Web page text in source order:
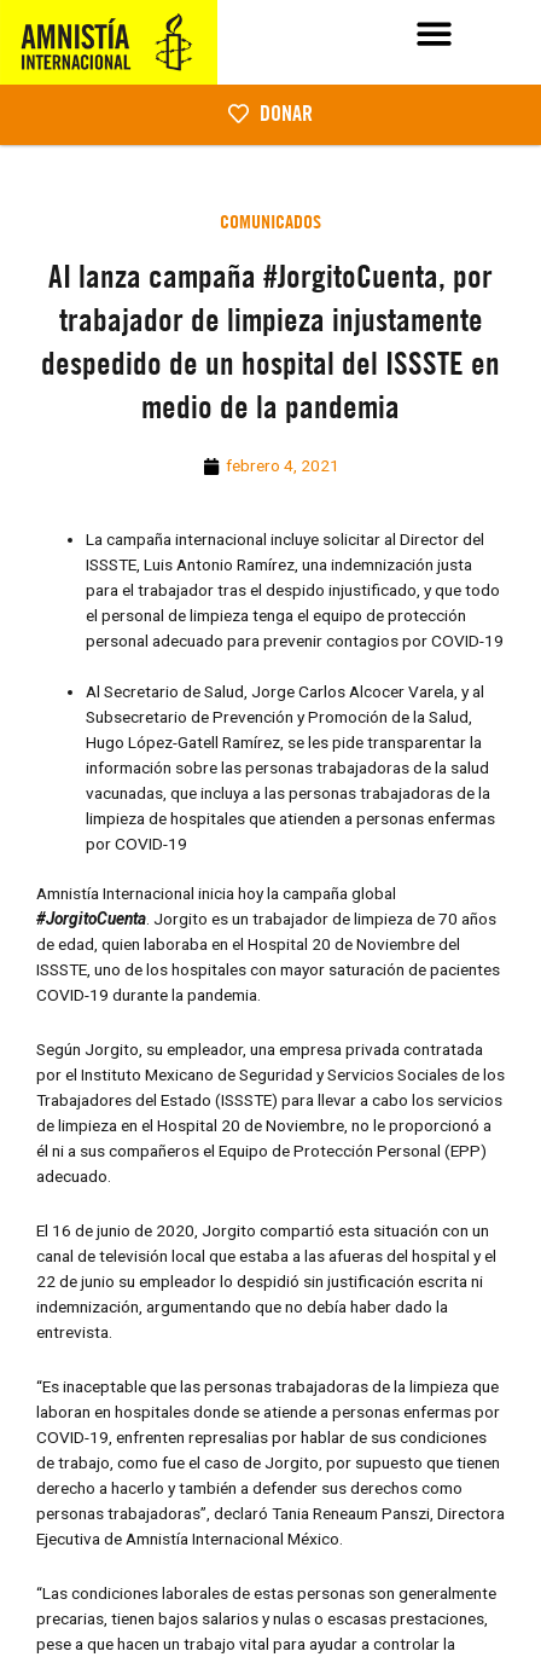
DONAR
COMUNICADOS
AI lanza campaña #JorgitoCuenta, por
trabajador de limpieza injustamente
despedido de un hospital del ISSSTE en
medio de la pandemia
febrero 4, 2021
La campaña internacional incluye solicitar al Director del
ISSSTE, Luis Antonio Ramírez, una indemnización justa
para el trabajador tras el despido injustificado, y que todo
el personal de limpieza tenga el equipo de protección
personal adecuado para prevenir contagios por COVID-19
Al Secretario de Salud, Jorge Carlos Alcocer Varela, y al
Subsecretario de Prevención y Promoción de la Salud,
Hugo López-Gatell Ramírez, se les pide transparentar la
información sobre las personas trabajadoras de la salud
vacunadas, que incluya a las personas trabajadoras de la
limpieza de hospitales que atienden a personas enfermas
por COVID-19
Amnistía Internacional inicia hoy la campaña global
#JorgitoCuenta . Jorgito es un trabajador de limpieza de 70 años
de edad, quien laboraba en el Hospital 20 de Noviembre del
ISSSTE, uno de los hospitales con mayor saturación de pacientes
COVID-19 durante la pandemia.
Según Jorgito, su empleador, una empresa privada contratada
por el Instituto Mexicano de Seguridad y Servicios Sociales de los
Trabajadores del Estado (ISSSTE) para llevar a cabo los servicios
de limpieza en el Hospital 20 de Noviembre, no le proporcionó a
él ni a sus compañeros el Equipo de Protección Personal (EPP)
adecuado.
El 16 de junio de 2020, Jorgito compartió esta situación con un
canal de televisión local que estaba a las afueras del hospital y el
22 de junio su empleador lo despidió sin justificación escrita ni
indemnización, argumentando que no debía haber dado la
entrevista.
“Es inaceptable que las personas trabajadoras de la limpieza que
laboran en hospitales donde se atiende a personas enfermas por
COVID-19, enfrenten represalias por hablar de sus condiciones
de trabajo, como fue el caso de Jorgito, por supuesto que tienen
derecho a hacerlo y también a defender sus derechos como
personas trabajadoras”, declaró Tania Reneaum Panszi, Directora
Ejecutiva de Amnistía Internacional México.
“Las condiciones laborales de estas personas son generalmente
precarias, tienen bajos salarios y nulas o escasas prestaciones,
pese a que hacen un trabajo vital para ayudar a controlar la